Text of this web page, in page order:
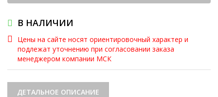
В НАЛИЧИИ
Цены на сайте носят ориентировочный характер и
подлежат уточнению при согласовании заказа
менеджером компании МСК
ДЕТАЛЬНОЕ ОПИСАНИЕ